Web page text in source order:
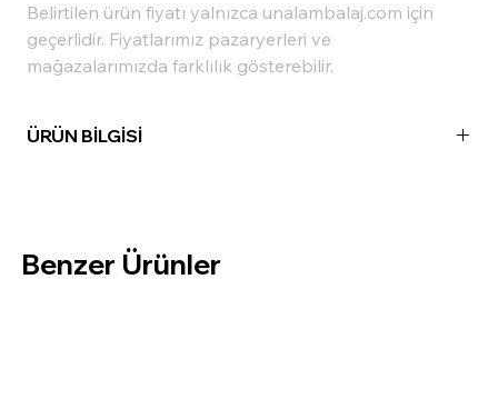
Belirtilen ürün fiyatı yalnızca unalambalaj.com için
geçerlidir. Fiyatlarımız pazaryerleri ve
mağazalarımızda farklılık gösterebilir.
ÜRÜN BİLGİSİ
Benzer Ürünler